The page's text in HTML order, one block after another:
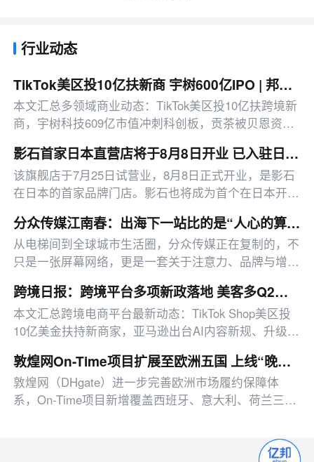
行业动态
TikTok美区投10亿扶新商 宇树600亿IPO | 邦小白日报
本文汇总多领域商业动态：TikTok美区投10亿扶跨境新
商，宇树科技609亿市值冲刺科创板，贡茶被贝恩资本
影石首家日本直营店将于8月8日开业 已入驻日本约1500家线下零售渠道
该旗舰店于7月25日试营业，8月8日正式开业，是影石
在日本的首家品牌门店。影石也将成为首个在日本开设
分众传媒江南春：出海下一站比的是“人心的算法”
从电梯间到全球城市生活圈，分众传媒正在复制的，不
只是一张屏幕网络，更是一套关于注意力、品牌与增长
跨境日报：跨境平台多项新政落地 美客多Q2营收同比增50%
本文汇总跨境电商平台最新动态：TikTok Shop美区投
10亿美金扶持新商家，亚马逊出台AI内容新规、升级卖
敦煌网On-Time项目扩展至欧洲五国 上线“晚必赔”时效保障
敦煌网（DHgate）进一步完善欧洲市场履约保障体
系，On-Time项目新增覆盖西班牙、意大利、荷兰三